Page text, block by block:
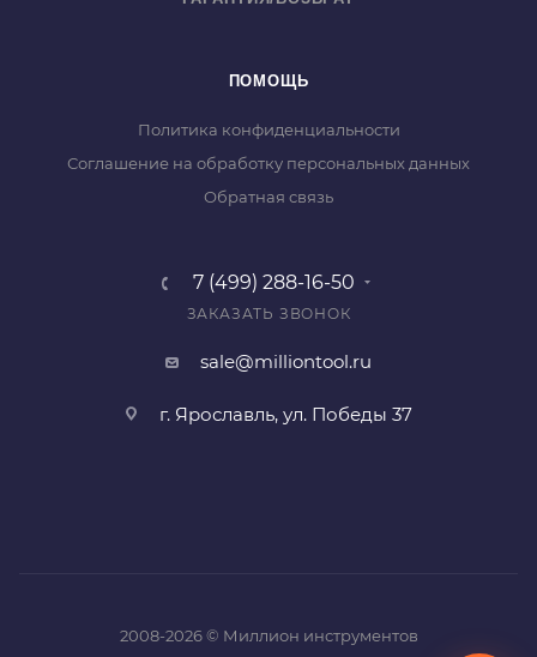
ПОМОЩЬ
Политика конфиденциальности
Соглашение на обработку персональных данных
Обратная связь
7 (499) 288-16-50
ЗАКАЗАТЬ ЗВОНОК
sale@milliontool.ru
г. Ярославль, ул. Победы 37
2008-2026 © Миллион инструментов